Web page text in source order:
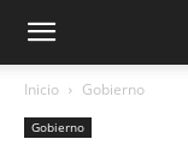
Inicio Gobierno
Gobierno